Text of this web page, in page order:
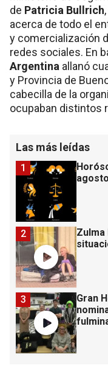
de Patricia Bullrich
acerca de todo el
y comercialización
redes sociales. En
Argentina allanó
y Provincia de
cabecilla de la
ocupaban distintos
Las más leídas
agosto
1
2
Gran
3